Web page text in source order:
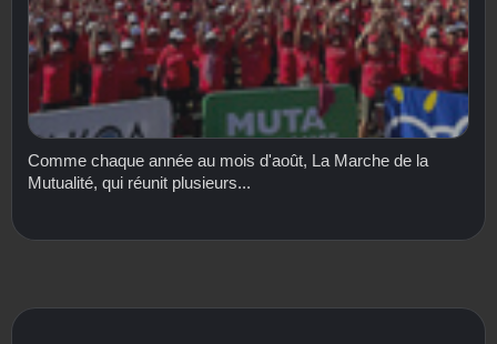
Comme chaque année au mois d'août, La Marche de la
Mutualité, qui réunit plusieurs...